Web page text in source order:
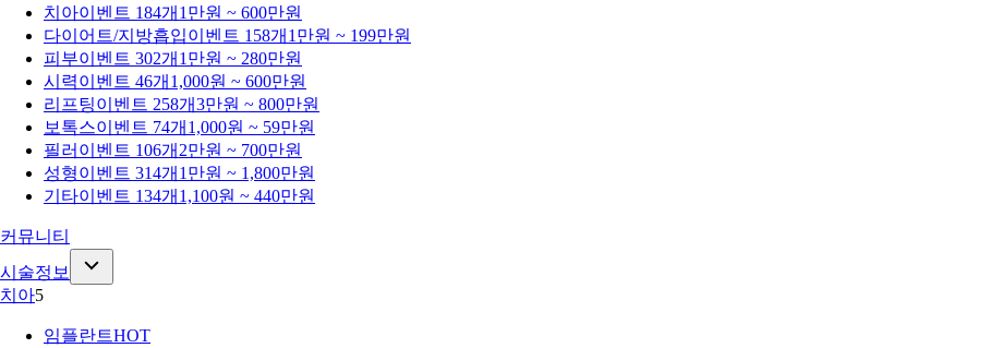
치아이벤트 184개 1만원 ~ 600만원
다이어트/지방흡입이벤트 158개 1만원 ~ 199만원
피부이벤트 302개 1만원 ~ 280만원
시력이벤트 46개 1,000원 ~ 600만원
리프팅이벤트 258개3만원 ~ 800만원
보톡스이벤트 74개 1,000원 ~ 59만원
필러 이벤트 106개 2만원 ~ 700만원
성형이벤트 314개 1만원 ~ 1,800만원
기타이벤트 134개 1,100원 ~ 440만원
커뮤니티
시술정보
치아5
임플란트HOT